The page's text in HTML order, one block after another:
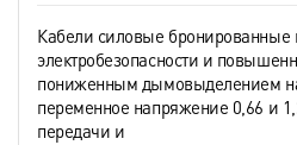
Кабели силовые
электробезопасности и
пониженным дымовыделением
переменное напряжение 0,66 и
передачи и